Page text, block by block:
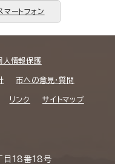
マートフォン
人情報保護
市への意見・質問
リンク サイトマップ
18番18号